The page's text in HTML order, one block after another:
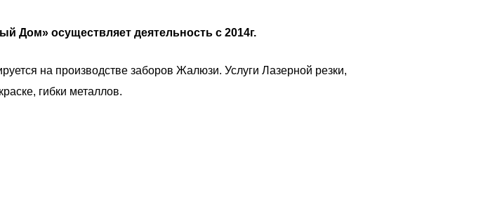
заборы
ХАРАКТЕРИСТИКАМ
Ворота распашные
Дом» осуществляет деятельность с 2014г.
на производстве заборов Жалюзи. Услуги Лазерной резки,
гибки металлов.
деятельности на рынке заборов-конструкторов и используем